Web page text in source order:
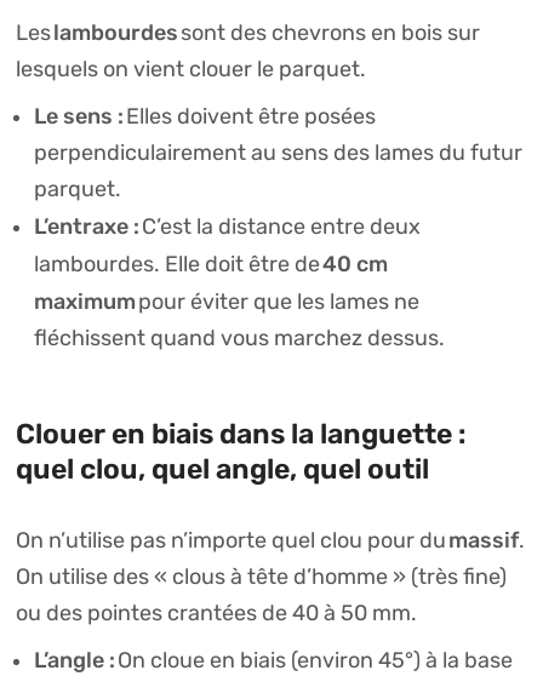
Leslambourdessont des chevrons en bois sur
lesquels on vient clouer le parquet.
Le sens :Elles doivent être posées
perpendiculairement au sens des lames du futur
parquet.
L’entraxe :C’est la distance entre deux
lambourdes. Elle doit être de40 cm
maximumpour éviter que les lames ne
fléchissent quand vous marchez dessus.
Clouer en biais dans la languette :
quel clou, quel angle, quel outil
On n’utilise pas n’importe quel clou pour dumassif.
On utilise des « clous à tête d’homme » (très fine)
ou des pointes crantées de 40 à 50 mm.
L’angle :On cloue en biais (environ 45°) à la base